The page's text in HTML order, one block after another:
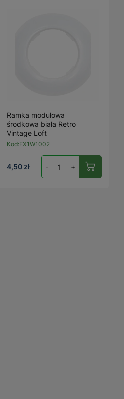
Ramka modułowa
środkowa biała Retro
Vintage Loft
Kod:EX1W1002
4,50 zł - +